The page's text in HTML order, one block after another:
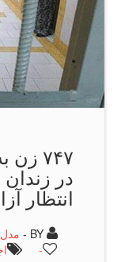
۷۴۷ زن به
در زندان
انتظار آزادی
مدل کودک
اجتماعی,